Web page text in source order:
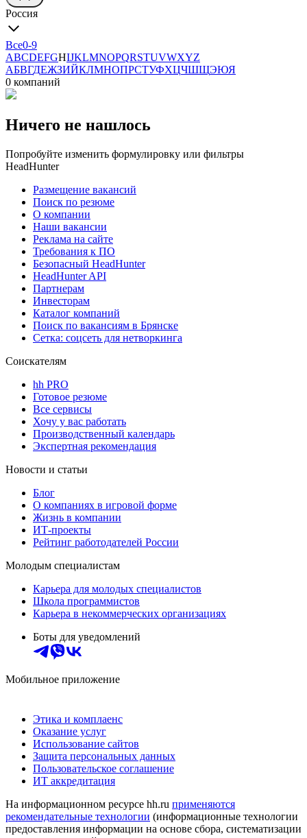
Россия
Все0-9
ABCDEFGHIJKLMNOPQRSTUVWXYZ
АБВГДЕЖЗИЙКЛМНОПРСТУФХЦЧШЩЭЮЯ
0 компаний
Ничего не нашлось
Попробуйте изменить формулировку или фильтры
HeadHunter
Размещение вакансий
Поиск по резюме
О компании
Наши вакансии
Реклама на сайте
Требования к ПО
Безопасный HeadHunter
HeadHunter API
Партнерам
Инвесторам
Каталог компаний
Поиск по вакансиям в Брянске
Сетка: соцсеть для нетворкинга
Соискателям
hh PRO
Готовое резюме
Все сервисы
Хочу у вас работать
Производственный календарь
Экспертная рекомендация
Новости и статьи
Блог
О компаниях в игровой форме
Жизнь в компании
ИТ-проекты
Рейтинг работодателей России
Молодым специалистам
Карьера для молодых специалистов
Школа программистов
Карьера в некоммерческих организациях
Боты для уведомлений
Мобильное приложение
Этика и комплаенс
Оказание услуг
Использование сайтов
Защита персональных данных
Пользовательское соглашение
ИТ аккредитация
На информационном ресурсе hh.ru применяются
рекомендательные технологии (информационные технологии
предоставления информации на основе сбора, систематизации